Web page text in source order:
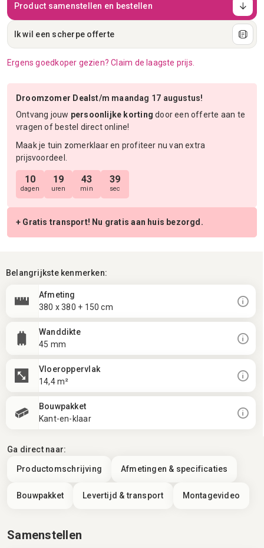
Droomzomer Dealst/m maandag 17 augustus!
Ontvang jouw persoonlijke kortingdoor een offerte aan te
vragen of bestel direct online!
Maak je tuin zomerklaar en profiteer nu van extra
prijsvoordeel.
10
dagen
19
uren
43
min
38
sec
+ Gratis transport! Nu gratis aan huis bezorgd.
Product samenstellen en bestellen
Ik wil een scherpe offerte
Ergens goedkoper gezien? Claim de laagste prijs.
Belangrijkste kenmerken:
Afmeting
380 x 380 + 150 cm
Wanddikte
45 mm
Vloeroppervlak
14,4 m²
Bouwpakket
Kant-en-klaar
Ga direct naar:
Productomschrijving Afmetingen & specificaties
Bouwpakket Levertijd & transport Montagevideo
Samenstellen